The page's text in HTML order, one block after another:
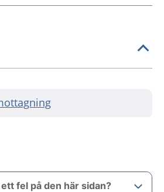
fel på den här sidan?